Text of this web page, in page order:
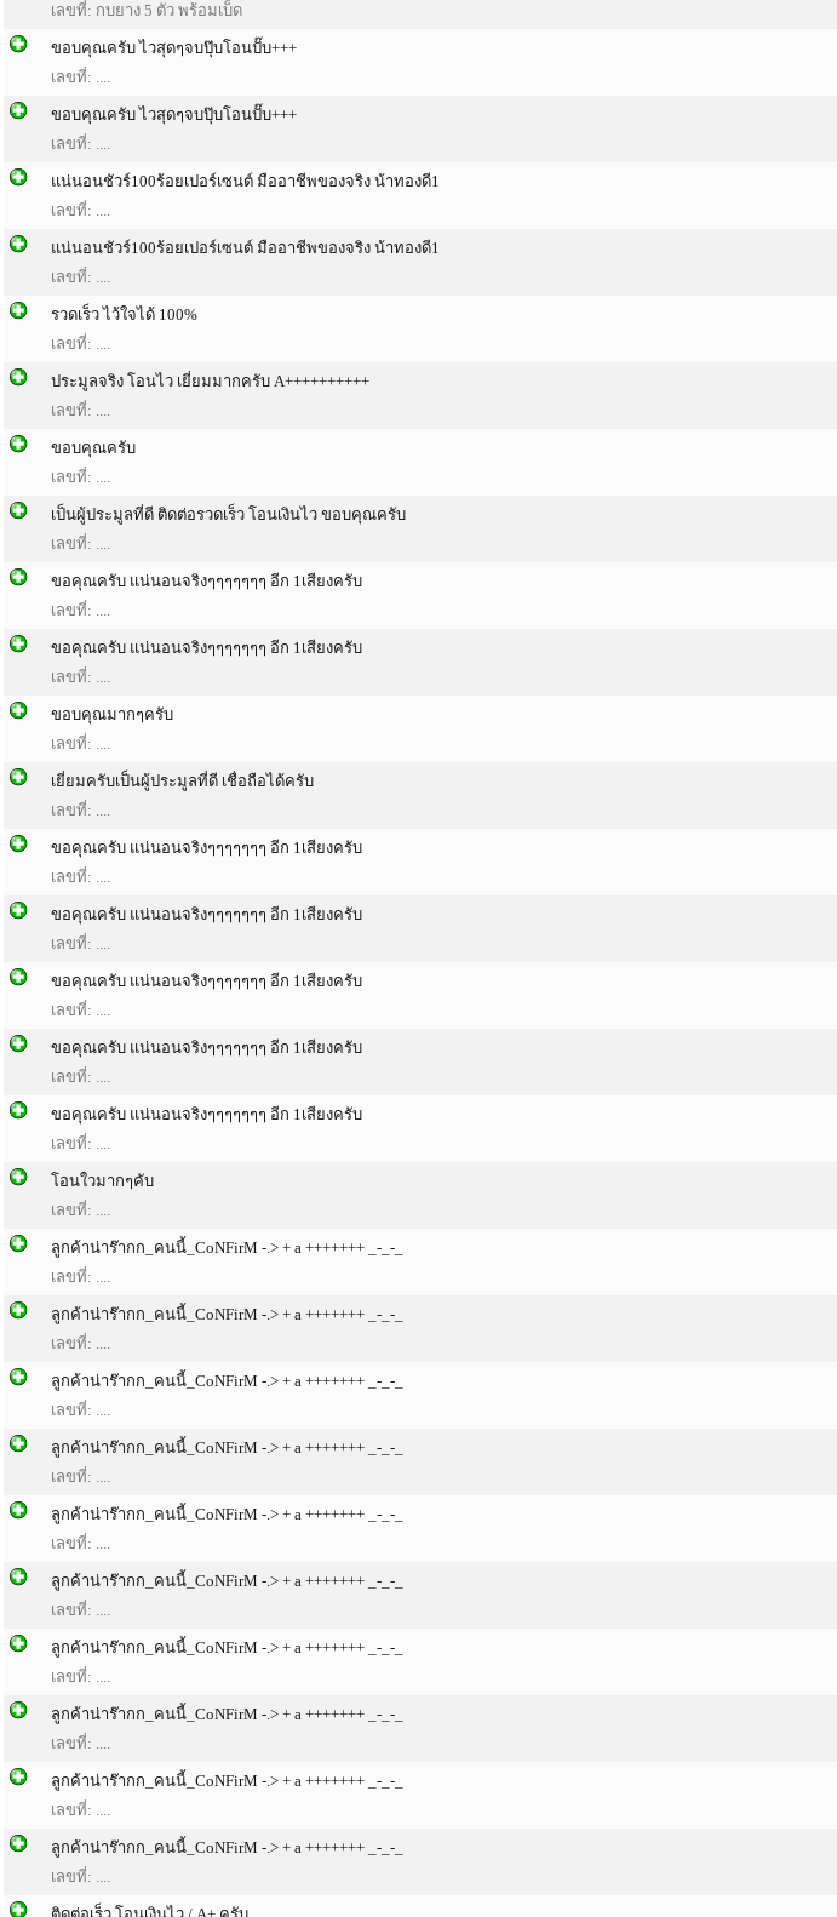
เลขที่: กบยาง 5 ตัว พร้อมเบ็ด
ขอบคุณครับ ไวสุดๆจบปุ๊บโอนปั๊บ+++
เลขที่: ....
ขอบคุณครับ ไวสุดๆจบปุ๊บโอนปั๊บ+++
เลขที่: ....
แน่นอนชัวร์100ร้อยเปอร์เซนต์ มืออาชีพของจริง น้าทองดี1
เลขที่: ....
แน่นอนชัวร์100ร้อยเปอร์เซนต์ มืออาชีพของจริง น้าทองดี1
เลขที่: ....
รวดเร็ว ไว้ใจได้ 100%
เลขที่: ....
ประมูลจริง โอนไว เยี่ยมมากครับ A++++++++++
เลขที่: ....
ขอบคุณครับ
เลขที่: ....
เป็นผู้ประมูลที่ดี ติดต่อรวดเร็ว โอนเงินไว ขอบคุณครับ
เลขที่: ....
ขอคุณครับ แน่นอนจริงๆๆๆๆๆๆๆ อีก 1เสียงครับ
เลขที่: ....
ขอคุณครับ แน่นอนจริงๆๆๆๆๆๆๆ อีก 1เสียงครับ
เลขที่: ....
ขอบคุณมากๆครับ
เลขที่: ....
เยี่ยมครับเป็นผู้ประมูลที่ดี เชื่อถือได้ครับ
เลขที่: ....
ขอคุณครับ แน่นอนจริงๆๆๆๆๆๆๆ อีก 1เสียงครับ
เลขที่: ....
ขอคุณครับ แน่นอนจริงๆๆๆๆๆๆๆ อีก 1เสียงครับ
เลขที่: ....
ขอคุณครับ แน่นอนจริงๆๆๆๆๆๆๆ อีก 1เสียงครับ
เลขที่: ....
ขอคุณครับ แน่นอนจริงๆๆๆๆๆๆๆ อีก 1เสียงครับ
เลขที่: ....
ขอคุณครับ แน่นอนจริงๆๆๆๆๆๆๆ อีก 1เสียงครับ
เลขที่: ....
โอนใวมากๆคับ
เลขที่: ....
ลูกค้าน่าร๊ากก_คนนี้_CoNFirM -.> + a +++++++ _-_-_
เลขที่: ....
ลูกค้าน่าร๊ากก_คนนี้_CoNFirM -.> + a +++++++ _-_-_
เลขที่: ....
ลูกค้าน่าร๊ากก_คนนี้_CoNFirM -.> + a +++++++ _-_-_
เลขที่: ....
ลูกค้าน่าร๊ากก_คนนี้_CoNFirM -.> + a +++++++ _-_-_
เลขที่: ....
ลูกค้าน่าร๊ากก_คนนี้_CoNFirM -.> + a +++++++ _-_-_
เลขที่: ....
ลูกค้าน่าร๊ากก_คนนี้_CoNFirM -.> + a +++++++ _-_-_
เลขที่: ....
ลูกค้าน่าร๊ากก_คนนี้_CoNFirM -.> + a +++++++ _-_-_
เลขที่: ....
ลูกค้าน่าร๊ากก_คนนี้_CoNFirM -.> + a +++++++ _-_-_
เลขที่: ....
ลูกค้าน่าร๊ากก_คนนี้_CoNFirM -.> + a +++++++ _-_-_
เลขที่: ....
ลูกค้าน่าร๊ากก_คนนี้_CoNFirM -.> + a +++++++ _-_-_
เลขที่: ....